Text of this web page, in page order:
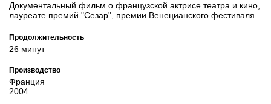
Документальный фильм о французской актрисе театра и кино,
лауреате премий "Сезар", премии Венецианского фестиваля.
Продолжительность
26 минут
Производство
Франция
2004